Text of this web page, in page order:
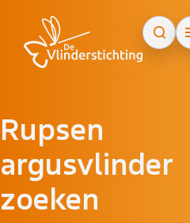
Rupsen
argusvlinder
zoeken